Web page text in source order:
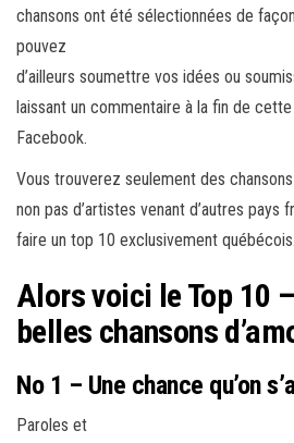
chansons ont été sélectionnées de
pouvez
d’ailleurs soumettre vos idées ou
laissant un commentaire à la fin de
Facebook.
Vous trouverez seulement des
non pas d’artistes venant d’autres pays
faire un top 10 exclusivement québécois.
Alors voici le Top 10
belles chansons
No 1 – Une chance qu’on s’a
Paroles et